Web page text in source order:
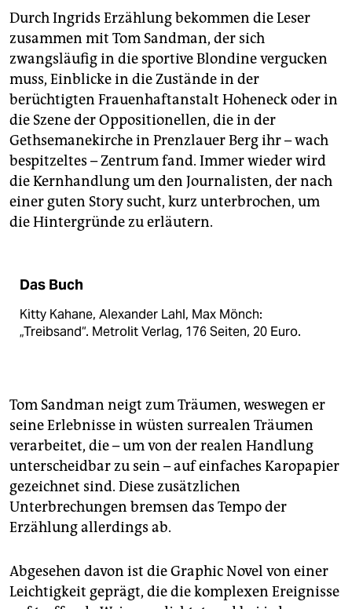
Durch Ingrids Erzählung bekommen die Leser
zusammen mit Tom Sandman, der sich
zwangsläufig in die sportive Blondine vergucken
muss, Einblicke in die Zustände in der
berüchtigten Frauenhaftanstalt Hoheneck oder in
die Szene der Oppositionellen, die in der
Gethsemanekirche in Prenzlauer Berg ihr – wach
bespitzeltes – Zentrum fand. Immer wieder wird
die Kernhandlung um den Journalisten, der nach
einer guten Story sucht, kurz unterbrochen, um
die Hintergründe zu erläutern.
Das Buch
Kitty Kahane, Alexander Lahl, Max Mönch:
„Treibsand“. Metrolit Verlag, 176 Seiten, 20 Euro.
Tom Sandman neigt zum Träumen, weswegen er
seine Erlebnisse in wüsten surrealen Träumen
verarbeitet, die – um von der realen Handlung
unterscheidbar zu sein – auf einfaches Karopapier
gezeichnet sind. Diese zusätzlichen
Unterbrechungen bremsen das Tempo der
Erzählung allerdings ab.
Abgesehen davon ist die Graphic Novel von einer
Leichtigkeit geprägt, die die komplexen Ereignisse